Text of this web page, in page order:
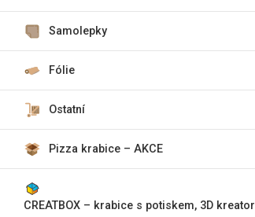
Samolepky
Fólie
Ostatní
Pizza krabice – AKCE
CREATBOX – krabice s potiskem, 3D kreator